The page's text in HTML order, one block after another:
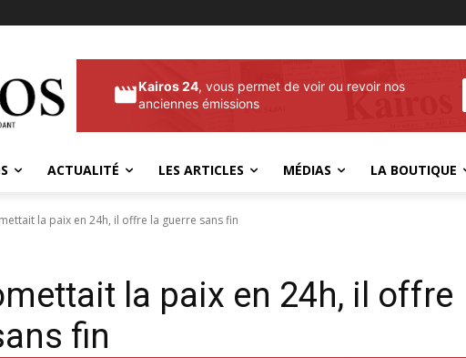
Kairos 24, vous permet de voir ou revoir nos
anciennes émissions
ACTUALITÉ LES ARTICLES MÉDIAS LA BOUTIQUE
la paix en 24h, il offre la guerre sans fin
la paix en 24h, il offre
fin